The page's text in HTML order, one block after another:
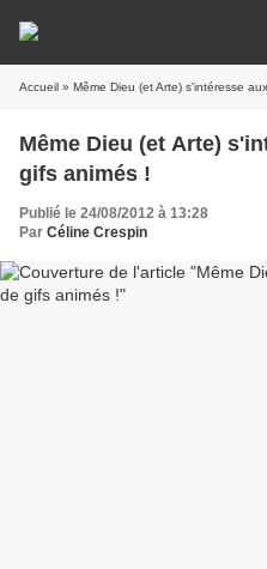
Accueil » Même Dieu (et Arte) s'intéresse
Même Dieu (et Arte)
gifs animés !
Publié le 24/08/2012 à 13:28
Par Céline Crespin